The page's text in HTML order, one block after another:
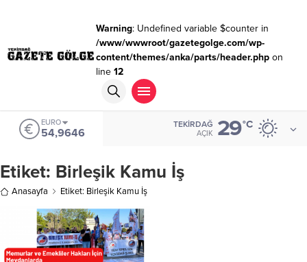
Warning: Undefined variable $counter in
/www/wwwroot/gazetegolge.com/wp-
content/themes/anka/parts/header.phpon
line 12
EURO
54,9646
TEKIRDAĞ
AÇIK 29°C
Etiket: Birleşik Kamu İş
Anasayfa Etiket: Birleşik Kamu İş